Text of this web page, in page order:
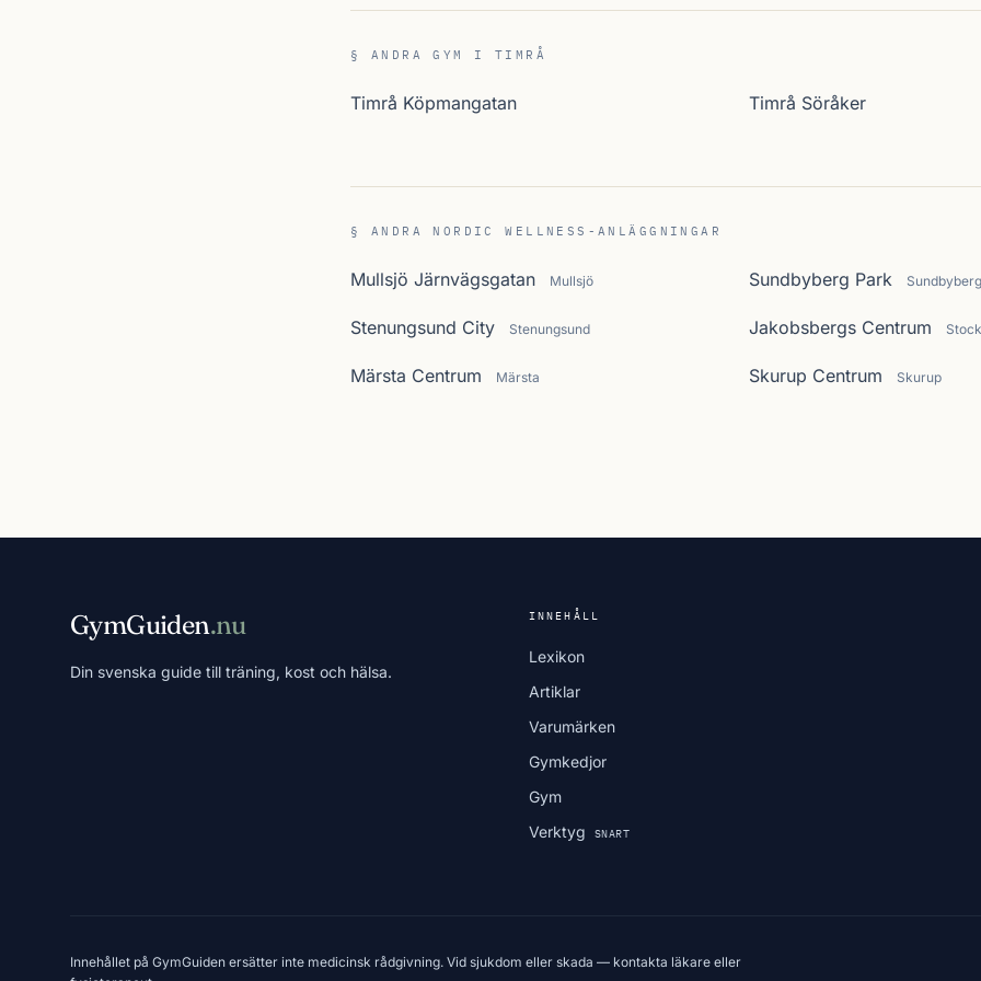
§ ANDRA GYM I TIMRÅ
Timrå Köpmangatan Timrå Söråker
§ ANDRA NORDIC WELLNESS-ANLÄGGNINGAR
Mullsjö Järnvägsgatan Mullsjö Sundbyberg Park Sundbyberg
Stenungsund City Stenungsund Jakobsbergs Centrum
Märsta Centrum Märsta Skurup Centrum Skurup
GymGuiden.nu
Din svenska guide till träning, kost och hälsa.
INNEHÅLL
Lexikon
Artiklar
Varumärken
Gymkedjor
Gym
Verktyg
SNART
Innehållet på GymGuiden ersätter inte medicinsk rådgivning. Vid sjukdom eller skada — kontakta läkare eller